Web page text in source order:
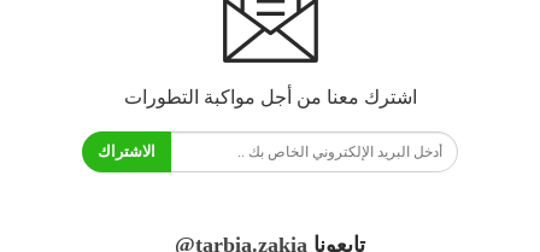
اشترك معنا من أجل مواكبة التطورات
الاشتراك
تابعونا @tarbia.zakia